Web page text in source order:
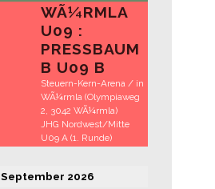
WÃ¼RMLA
U09 :
PRESSBAUM
B U09 B
Steuern-Kern-Arena / in
WÃ¼rmla (Olympiaweg
2, 3042 WÃ¼rmla)
JHG Nordwest/Mitte
U09 A (1. Runde)
September 2026